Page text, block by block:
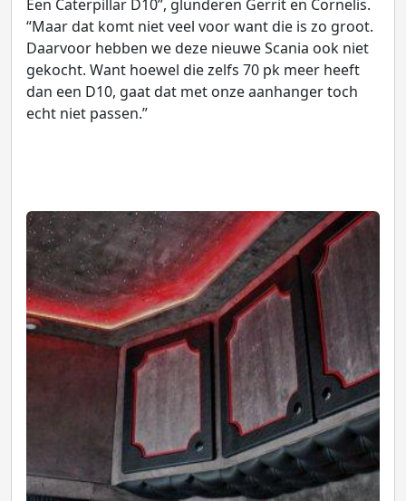
Een Caterpillar D10”, glunderen Gerrit en Cornelis.
“Maar dat komt niet veel voor want die is zo groot.
Daarvoor hebben we deze nieuwe Scania ook niet
gekocht. Want hoewel die zelfs 70 pk meer heeft
dan een D10, gaat dat met onze aanhanger toch
echt niet passen.”